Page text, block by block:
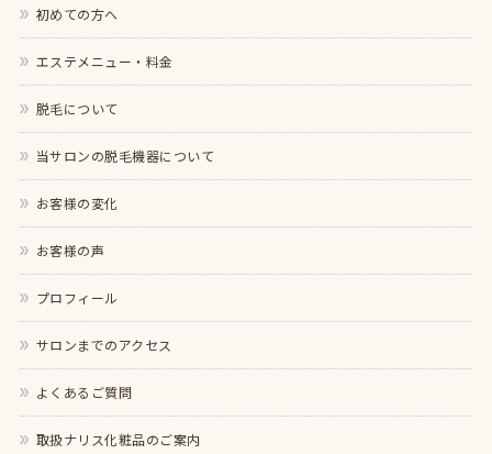
初めての方へ
エステメニュー・料金
脱毛について
当サロンの脱毛機器について
お客様の変化
お客様の声
プロフィール
サロンまでのアクセス
よくあるご質問
取扱ナリス化粧品のご案内